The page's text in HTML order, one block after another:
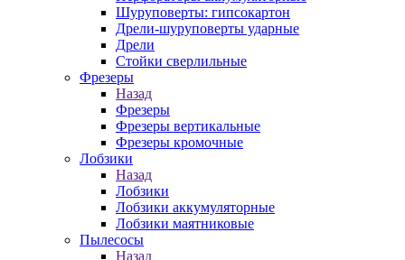
Шуруповерты: гипсокартон
Дрели-шуруповерты ударные
Дрели
Стойки сверлильные
Фрезеры
Назад
Фрезеры
Фрезеры вертикальные
Фрезеры кромочные
Лобзики
Назад
Лобзики
Лобзики аккумуляторные
Лобзики маятниковые
Пылесосы
Назад